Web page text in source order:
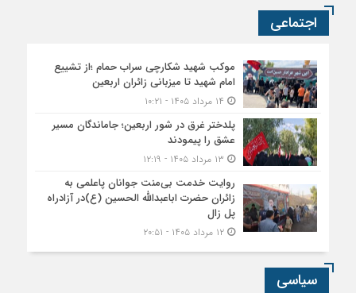
اجتماعی
موکب شهید شکارچی سراب حمام ؛از تشییع
امام شهید تا میزبانی زائران اربعین
پلدختر غرق در شور اربعین؛ جاماندگان مسیر
عشق را پیمودند
روایت خدمت بی‌منت جوانان پاعلمی به
زائران حضرت اباعبدالله الحسین (ع)در آزادراه
پل زال
۱۲ مرداد ۱۴۰۵ - ۲۰:۵۱
سیاسی